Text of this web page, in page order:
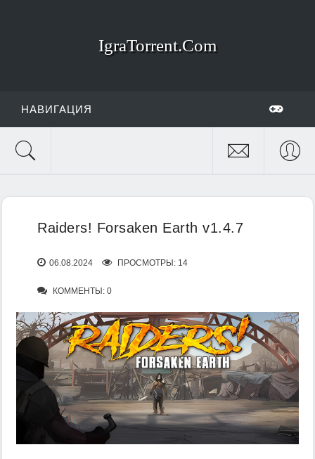
IgraTorrent.Com
НАВИГАЦИЯ
Raiders! Forsaken Earth v1.4.7
06.08.2024 ПРОСМОТРЫ: 14
КОММЕНТЫ: 0